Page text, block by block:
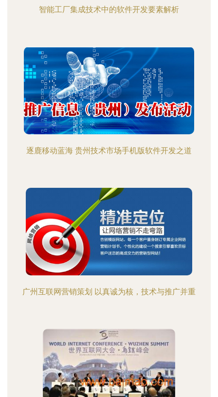
智能工厂集成技术中的软件开发要素解析
逐鹿移动蓝海 贵州技术市场手机版软件开发之道
广州互联网营销策划 以真诚为核，技术与推广并重